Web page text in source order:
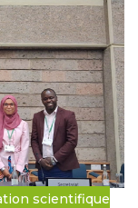
scientifique